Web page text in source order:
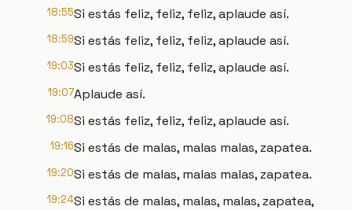
18:55Si estás feliz, feliz, feliz, aplaude así.
18:59Si estás feliz, feliz, feliz, aplaude así.
19:03Si estás feliz, feliz, feliz, aplaude así.
19:07Aplaude así.
19:08Si estás feliz, feliz, feliz, aplaude así.
19:16Si estás de malas, malas malas, zapatea.
19:20Si estás de malas, malas malas, zapatea.
19:24Si estás de malas, malas, malas, zapatea,